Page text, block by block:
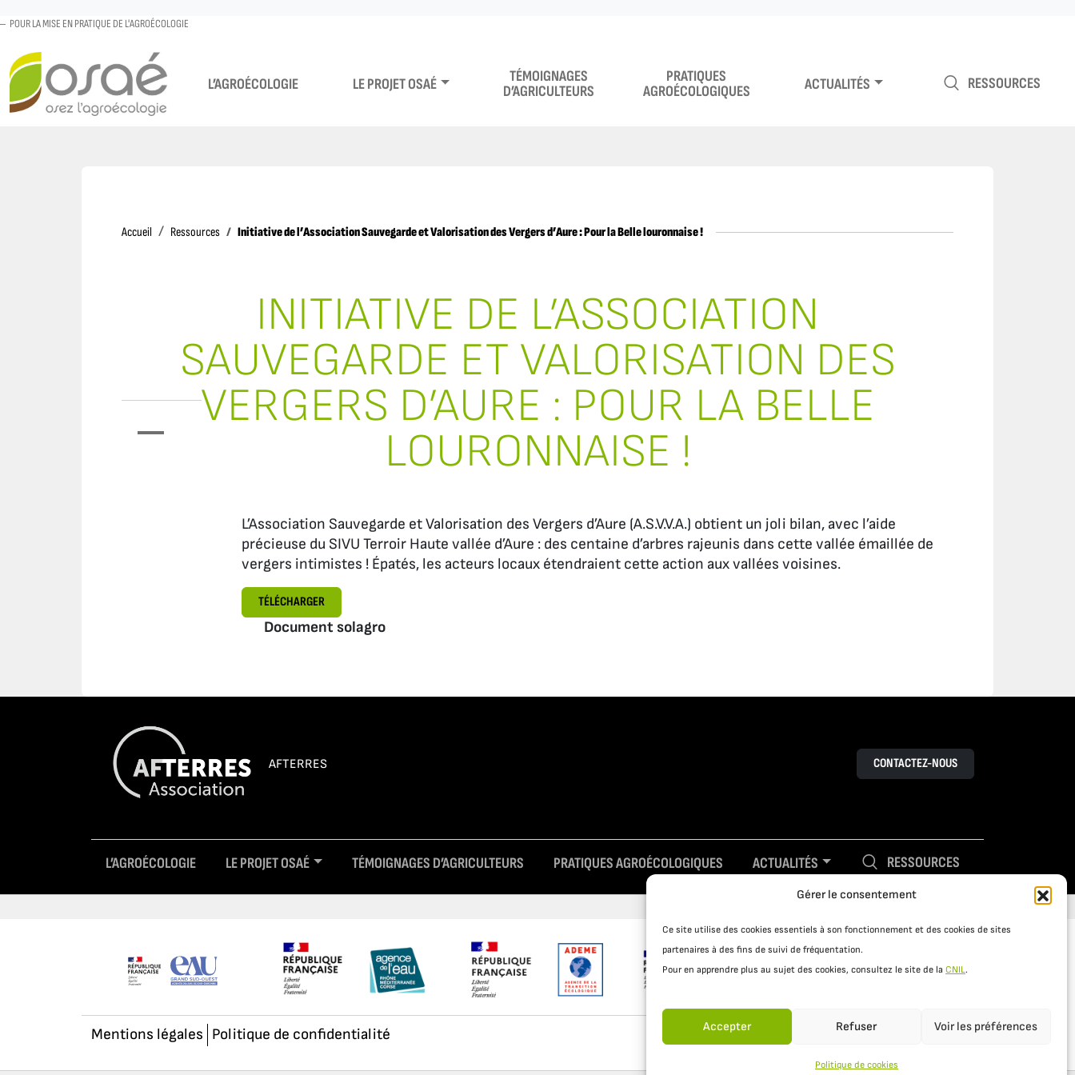
Gérer le consentement
Ce site utilise des cookies essentiels à son fonctionnement et des cookies de sites
partenaires à des fins de suivi de fréquentation.
Pour en apprendre plus au sujet des cookies, consultez le site de la CNIL.
Accepter Refuser Voir les préférences
Politique de cookies
POUR LA MISE EN PRATIQUE DE L'AGROÉCOLOGIE
L’AGROÉCOLOGIE LE PROJET OSAÉ
TÉMOIGNAGES
D’AGRICULTEURS
PRATIQUES
AGROÉCOLOGIQUES
ACTUALITÉS RESSOURCES
Accueil AccueilRessources Initiative de l’Association Sauvegarde et Valorisation des Vergers d’Aure : Pour la Belle louronnaise !
INITIATIVE DE L’ASSOCIATION
SAUVEGARDE ET VALORISATION DES
VERGERS D’AURE : POUR LA BELLE
LOURONNAISE !
L’Association Sauvegarde et Valorisation des Vergers d’Aure (A.S.V.V.A.) obtient un joli bilan, avec l’aide
précieuse du SIVU Terroir Haute vallée d’Aure : des centaine d’arbres rajeunis dans cette vallée émaillée de
vergers intimistes ! Épatés, les acteurs locaux étendraient cette action aux vallées voisines.
TÉLÉCHARGER
Document solagro
AFTERRES CONTACTEZ-NOUS
L’AGROÉCOLOGIE LE PROJET OSAÉ TÉMOIGNAGES D’AGRICULTEURS PRATIQUES AGROÉCOLOGIQUES ACTUALITÉS RESSOURCES
Mentions légales Politique de confidentialité